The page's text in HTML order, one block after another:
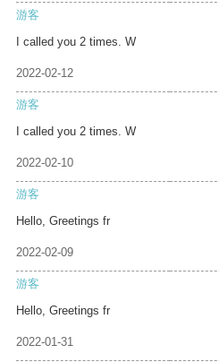
游客
I called you 2 times. W
2022-02-12
游客
I called you 2 times. W
2022-02-10
游客
Hello, Greetings fr
2022-02-09
游客
Hello, Greetings fr
2022-01-31